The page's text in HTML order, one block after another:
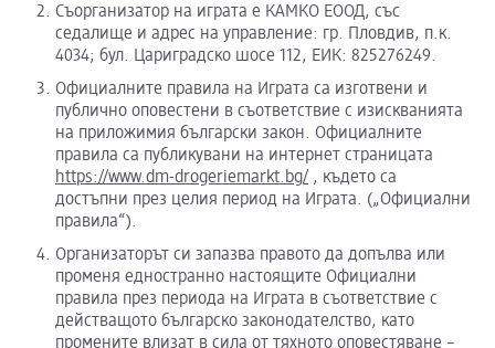
Съорганизатор на играта е КАМКО ЕООД, със
седалище и адрес на управление: гр. Пловдив, п.к.
4034; бул. Цариградско шосе 112, ЕИК: 825276249.
Официалните правила на Играта са изготвени и
публично оповестени в съответствие с изискванията
на приложимия български закон. Официалните
правила са публикувани на интернет страницата
https://www.dm-drogeriemarkt.bg/ , където са
достъпни през целия период на Играта. („Официални
правила“).
Организаторът си запазва правото да допълва или
променя едностранно настоящите Официални
правила през периода на Играта в съответствие с
действащото българско законодателство, като
промените влизат в сила от тяхното оповестяване –